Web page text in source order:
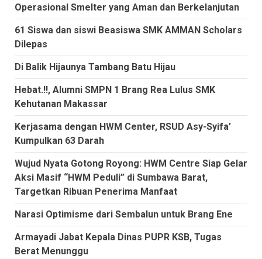
Operasional Smelter yang Aman dan Berkelanjutan
61 Siswa dan siswi Beasiswa SMK AMMAN Scholars
Dilepas
Di Balik Hijaunya Tambang Batu Hijau
Hebat.!!, Alumni SMPN 1 Brang Rea Lulus SMK
Kehutanan Makassar
Kerjasama dengan HWM Center, RSUD Asy-Syifa’
Kumpulkan 63 Darah
Wujud Nyata Gotong Royong: HWM Centre Siap Gelar
Aksi Masif “HWM Peduli” di Sumbawa Barat,
Targetkan Ribuan Penerima Manfaat
Narasi Optimisme dari Sembalun untuk Brang Ene
Armayadi Jabat Kepala Dinas PUPR KSB, Tugas
Berat Menunggu